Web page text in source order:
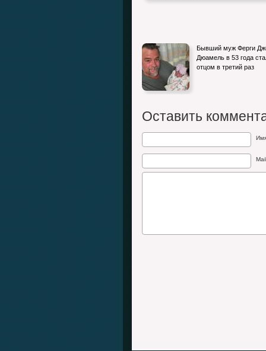
Пит Дэвидсон впервые стал отцом: дочь
нарекли именем Скотти Роуз
Бывший муж Ферги
Дюамель в 53 года
отцом в третий раз
Оставить